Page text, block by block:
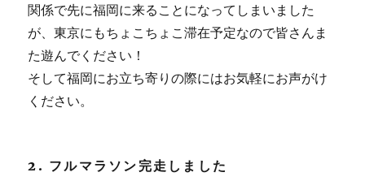
関係で先に福岡に来ることになってしまいました
が、東京にもちょこちょこ滞在予定なので皆さんま
た遊んでください！
そして福岡にお立ち寄りの際にはお気軽にお声がけ
ください。
2. フルマラソン完走しました